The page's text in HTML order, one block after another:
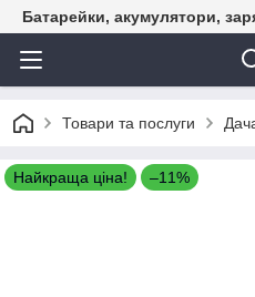
Батарейки, акумулятори,
Товари та послуги
Найкраща ціна! –11%